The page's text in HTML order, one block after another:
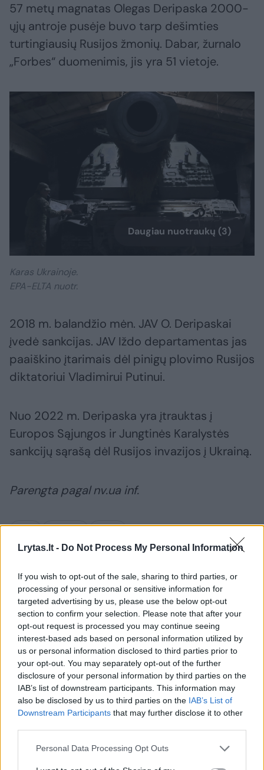
Lrytas.lt - Do Not Process My Personal Information
If you wish to opt-out of the sale, sharing to third parties, or
processing of your personal or sensitive information for
targeted advertising by us, please use the below opt-out
section to confirm your selection. Please note that after your
opt-out request is processed you may continue seeing
interest-based ads based on personal information utilized by
us or personal information disclosed to third parties prior to
your opt-out. You may separately opt-out of the further
disclosure of your personal information by third parties on the
IAB’s list of downstream participants. This information may
also be disclosed by us to third parties on the IAB’s List of
Downstream Participants that may further disclose it to other
Personal Data Processing Opt Outs
57 metų magnatas Olegas Deripaska 2000-
ųjų antroje pusėje buvo tarp dešimties
turtingiausių Rusijos žmonių. Dabar, žurnalo
„Forbes“ duomenimis, jis yra 51 vietoje.
Daugiau nuotraukų (3)
Karas Ukrainoje.
EPA-ELTA nuotr.
2018 m. balandžio mėn. JAV O. Deripaskai
įvedė sankcijas. JAV Iždo departamentas jas
paaiškino įtarimais dėl pinigų plovimo Rusijos
diktatoriui Vladimirui Putinui.
Nuo 2022 m. Deripaska yra įtrauktas į
Europos Sąjungos ir Jungtinės Karalystės
sankcijų sąrašą dėl Rusijos invazijos į Ukrainą.
Parengta pagal nv.ua inf.
Komentuoti po šiuo straipsniu
Komentuoti gali tik Lrytas registruoti vartotojai.
Prisijunkite prie registruotų vartotojų
bendruomenės ir bendraukite komentaruose!
Rodyti komentarus